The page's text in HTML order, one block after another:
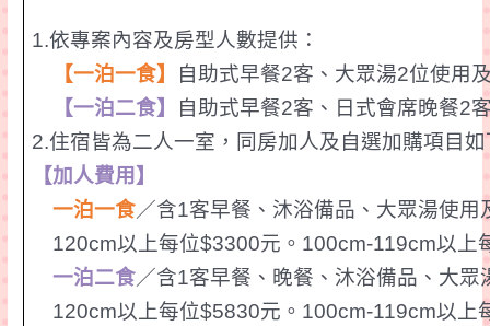
1.依專案內容及房型人數提供：
【一泊一食】
自助式早餐2客、大眾湯2位使用
【一泊二食】
自助式早餐2客、日式會席晚餐2
2.住宿皆為二人一室，同房加人及 自選加購項目
【加人費用】
一泊一食／含1客早餐、沐浴備品、大眾湯使用
120cm以上每位$3300元。100cm-119cm以上
一泊二食／含1客早餐、晚餐、沐浴備品、大眾
120cm以上每位$5830元。100cm-119cm以上